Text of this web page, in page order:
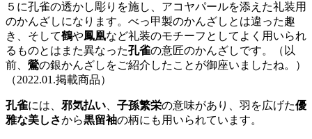
５に孔雀の透かし彫りを施し、アコヤパールを添えた礼装用
のかんざしになります。べっ甲製のかんざしとは違った趣
き、そして鶴や鳳凰など礼装のモチーフとしてよく用いられ
るものとはまた異なった孔雀の意匠のかんざしです。（以
前、 鶯の銀かんざしをご紹介したことが御座いましたね。）
（2022.01.掲載商品）
孔雀には、 邪気払い、 子孫繁栄の意味があり、羽を広げた優
雅な美しさから黒留袖の柄にも用いられています。